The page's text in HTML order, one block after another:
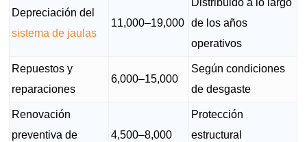
Depreciación del
sistema de jaulas
11,000–19,000
Distribuido a lo largo
de los años
operativos
Repuestos y
reparaciones
6,000–15,000
Según condiciones
de desgaste
Renovación
preventiva de
4,500–8,000
Protección
estructural